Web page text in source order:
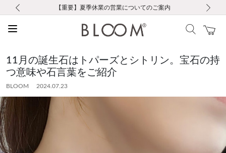
お修理・アフターサービスのご案内
【重要】令和８年熊本地震に伴う集配への影響について
【重要】ギフトラッピング料金改定および仕様変更のお知らせ
【重要】夏季休業の営業についてのご案内
税込5,500円以上で送料無料｜最短24時間以内に発送
新規会員登録で1000ポイントプレゼント！
LINE友だち登録で500円クーポンプレゼント
会員限定！レビュー投稿で100ポイントプレゼント
お修理・アフターサービスのご案内
【重要】令和８年熊本地震に伴う集配への影響について
11月の誕生石はトパーズとシトリン。宝石の持
つ意味や石言葉をご紹介
BLOOM 2024.07.23